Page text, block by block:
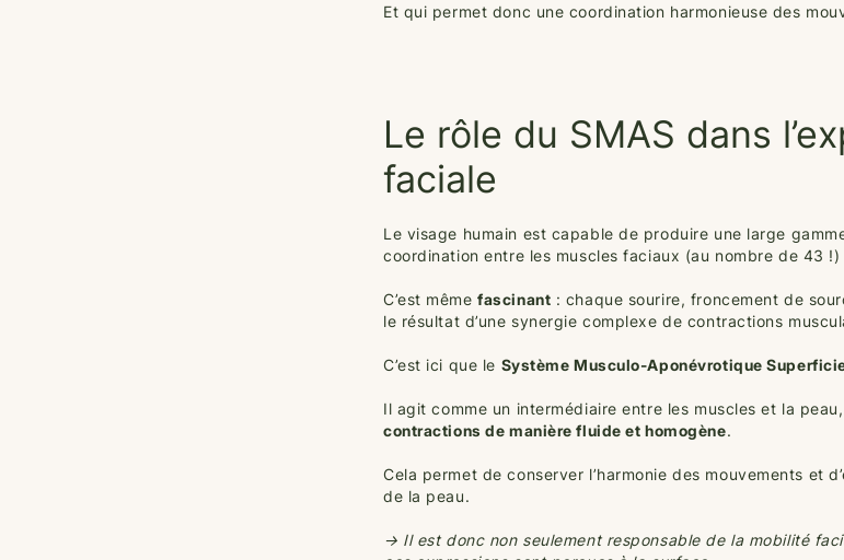
Et qui permet donc une coordination harmonieuse des
Le rôle du SMAS dans
faciale
Le visage humain est capable de produire une large
coordination entre les muscles faciaux (au nombre de 43
C’est mêmefascinant : chaque sourire, froncement de
le résultat d’une synergie complexe de contractions
C’est ici que le Système Musculo-Aponévrotique
Il agit comme un intermédiaire entre les muscles et la
contractions de manière fluide et homogène.
Cela permet de conserver l’harmonie des mouvements et
de la peau.
→ Il est donc non seulement responsable de la mobilité